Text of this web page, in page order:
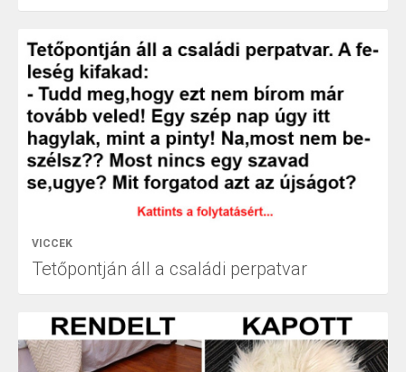
VICCEK
Tetőpontján áll a családi perpatvar